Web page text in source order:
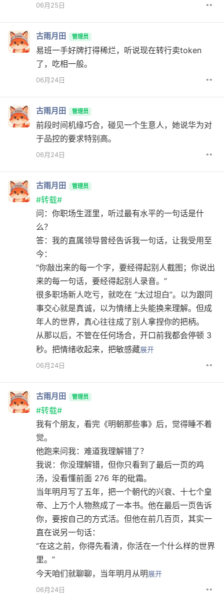
06月25日 ••
古雨月田 管理员
易班一手好牌打得稀烂，听说现在转行卖token
了，吃相一般。
06月24日 ••
古雨月田 管理员
前段时间机缘巧合，碰见一个生意人，她说华为对
于品控的要求特别高。
06月24日 ••
古雨月田 管理员
#转载#
问：你职场生涯里，听过最有水平的一句话是什
么？
答：我的直属领导曾经告诉我一句话，让我受用至
今：
“你敲出来的每一个字，要经得起别人截图；你说出
来的每一句话，要经得起别人录音。”
很多职场新人吃亏，就吃在 “太过坦白”。以为跟同
事交心就是真诚，以为情绪上头能换来理解。但成
年人的世界，真心往往成了别人拿捏你的把柄。
从那以后，不管在任何场合，开口前我都会停顿 3
秒。把情绪收起来，把敏感藏展开
06月24日
••
古雨月田 管理员
#转载#
我有个朋友，看完《明朝那些事》后，觉得睡不着
觉。
他跑来问我：难道我理解错了？
我说：你没理解错，但你只看到了最后一页的鸡
汤，没看懂前面 276 年的砒霜。
当年明月写了五年，把一个朝代的兴衰、十七个皇
帝、上万个人物熬成了一本书。他在最后一页告诉
你，要按自己的方式活。但他在前几百页，其实一
直在说另一句话：
“在这之前，你得先看清，你活在一个什么样的世界
里。”
今天咱们就聊聊，当年明月从明展开
06月24日
••